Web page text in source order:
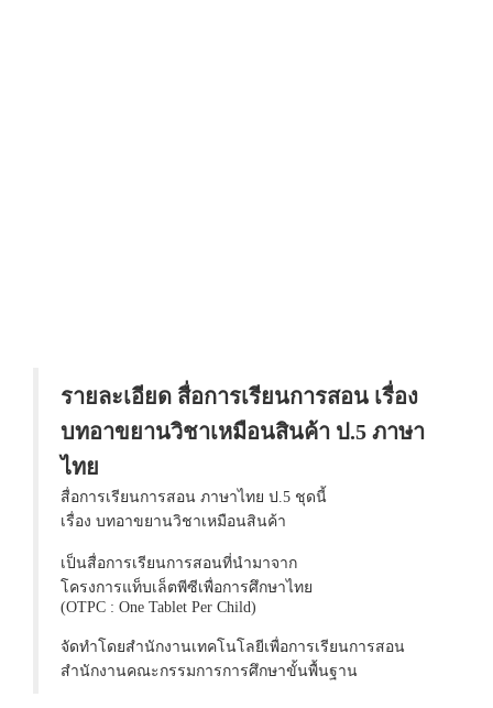
รายละเอียด สื่อการเรียนการสอน เรื่อง
บทอาขยานวิชาเหมือนสินค้า ป.5 ภาษา
ไทย
สื่อการเรียนการสอน ภาษาไทย ป.5 ชุดนี้
เรื่อง บทอาขยานวิชาเหมือนสินค้า
เป็นสื่อการเรียนการสอนที่นำมาจาก
โครงการแท็บเล็ตพีซีเพื่อการศึกษาไทย
(OTPC : One Tablet Per Child)
จัดทำโดยสำนักงานเทคโนโลยีเพื่อการเรียนการสอน
สำนักงานคณะกรรมการการศึกษาขั้นพื้นฐาน